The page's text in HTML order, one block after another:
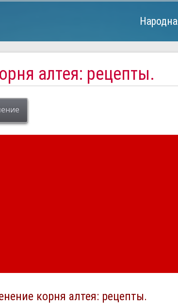
алтея: рецепты.
корня алтея: рецепты.